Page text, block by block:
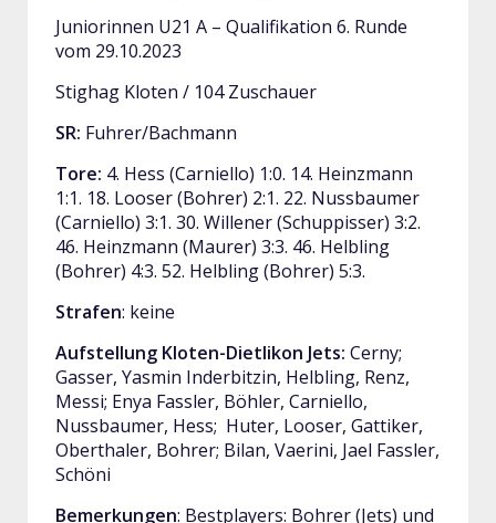
Juniorinnen U21 A – Qualifikation 6. Runde
vom 29.10.2023
Stighag Kloten / 104 Zuschauer
SR: Fuhrer/Bachmann
Tore: 4. Hess (Carniello) 1:0. 14. Heinzmann
1:1. 18. Looser (Bohrer) 2:1. 22. Nussbaumer
(Carniello) 3:1. 30. Willener (Schuppisser) 3:2.
46. Heinzmann (Maurer) 3:3. 46. Helbling
(Bohrer) 4:3. 52. Helbling (Bohrer) 5:3.
Strafen: keine
Aufstellung Kloten-Dietlikon Jets: Cerny;
Gasser, Yasmin Inderbitzin, Helbling, Renz,
Messi; Enya Fassler, Böhler, Carniello,
Nussbaumer, Hess; Huter, Looser, Gattiker,
Oberthaler, Bohrer; Bilan, Vaerini, Jael Fassler,
Schöni
Bemerkungen: Bestplayers: Bohrer (Jets) und